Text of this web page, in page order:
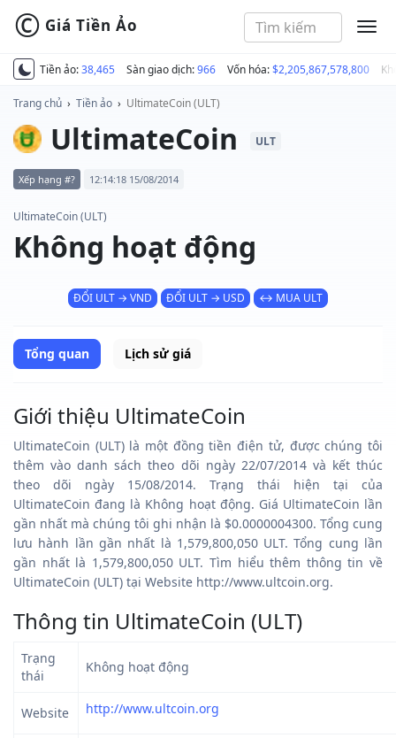
Tiền ảo:38,465 Sàn giao dịch:966 Vốn hóa:$2,205,867,578,800
© Giá Tiền Ảo
Trang chủ › Tiền ảo › UltimateCoin (ULT)
UltimateCoin ULT
Xếp hạng #? 12:14:18 15/08/2014
UltimateCoin (ULT)
Không hoạt động
ĐỔI ULT → VND ĐỔI ULT → USD ↔ MUA ULT
Tổng quan Lịch sử giá
Giới thiệu UltimateCoin
UltimateCoin (ULT) là một đồng tiền điện tử, được chúng tôi
thêm vào danh sách theo dõi ngày 22/07/2014 và kết thúc
theo dõi ngày 15/08/2014. Trạng thái hiện tại của
UltimateCoin đang là Không hoạt động. Giá UltimateCoin lần
gần nhất mà chúng tôi ghi nhận là $0.0000004300. Tổng cung
lưu hành lần gần nhất là 1,579,800,050 ULT. Tổng cung lần
gần nhất là 1,579,800,050 ULT. Tìm hiểu thêm thông tin về
UltimateCoin (ULT) tại Website http://www.ultcoin.org.
Thông tin UltimateCoin (ULT)
Trạng
thái
Không hoạt động
Website http://www.ultcoin.org